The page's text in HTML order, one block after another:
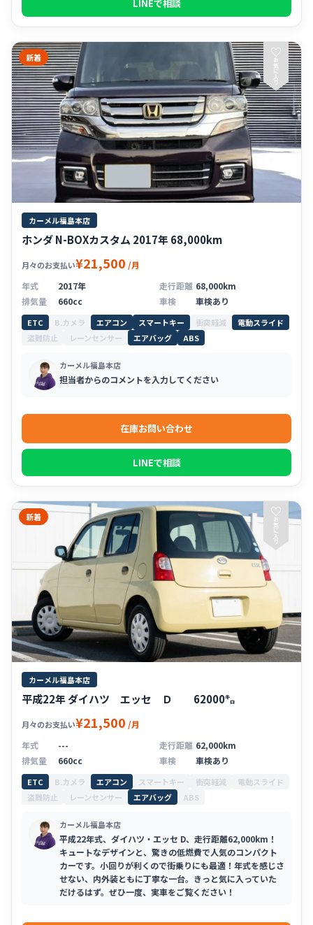
LINEで相談
新着 ♡
お
気
に
入
り
カーメル福島本店
ホンダ N-BOXカスタム 2017年 68,000km
月々のお支払い¥21,500 /月
年式
2017年 走行距離 68,000km
排気量
660cc 車検 車検あり
ETC B.カメラ エアコン スマートキー 衝突軽減
電動スライド
盗難防止
レーンセンサー エアバッグ ABS
カーメル福島本店
担当者からのコメントを入力してください
在庫お問い合わせ
LINEで相談
新着 ♡
お
気
に
入
り
カーメル福島本店
平成22年 ダイハツ エッセ Ｄ 62000㌔
月々のお支払い¥21,500 /月
年式
--- 走行距離 62,000km
排気量
660cc 車検 車検あり
ETC B.カメラ エアコン スマートキー 衝突軽減
電動スライド
盗難防止
レーンセンサー エアバッグ ABS
カーメル福島本店
平成22年式、ダイハツ・エッセ D、走行距離62,000km！
キュートなデザインと、驚きの低燃費で人気のコンパクト
カーです。小回りが利くので街乗りにも最適！年式を感じさ
せない、内外装ともに丁寧な一台。きっと気に入っていた
だけるはず。ぜひ一度、実車をご覧ください！